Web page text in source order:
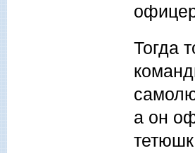
Тогда
а он